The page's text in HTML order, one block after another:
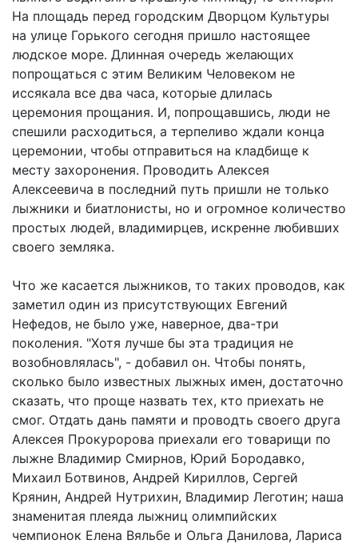
На площадь перед городским Дворцом Культуры
на улице Горького сегодня пришло настоящее
людское море. Длинная очередь желающих
попрощаться с этим Великим Человеком не
иссякала все два часа, которые длилась
церемония прощания. И, попрощавшись, люди не
спешили расходиться, а терпеливо ждали конца
церемонии, чтобы отправиться на кладбище к
месту захоронения. Проводить Алексея
Алексеевича в последний путь пришли не только
лыжники и биатлонисты, но и огромное количество
простых людей, владимирцев, искренне любивших
своего земляка.
Что же касается лыжников, то таких проводов, как
заметил один из присутствующих Евгений
Нефедов, не было уже, наверное, два-три
поколения. "Хотя лучше бы эта традиция не
возобновлялась", - добавил он. Чтобы понять,
сколько было известных лыжных имен, достаточно
сказать, что проще назвать тех, кто приехать не
смог. Отдать дань памяти и проводть своего друга
Алексея Прокуророва приехали его товарищи по
лыжне Владимир Смирнов, Юрий Бородавко,
Михаил Ботвинов, Андрей Кириллов, Сергей
Крянин, Андрей Нутрихин, Владимир Леготин; наша
знаменитая плеяда лыжниц олимпийских
чемпионок Елена Вяльбе и Ольга Данилова, Лариса